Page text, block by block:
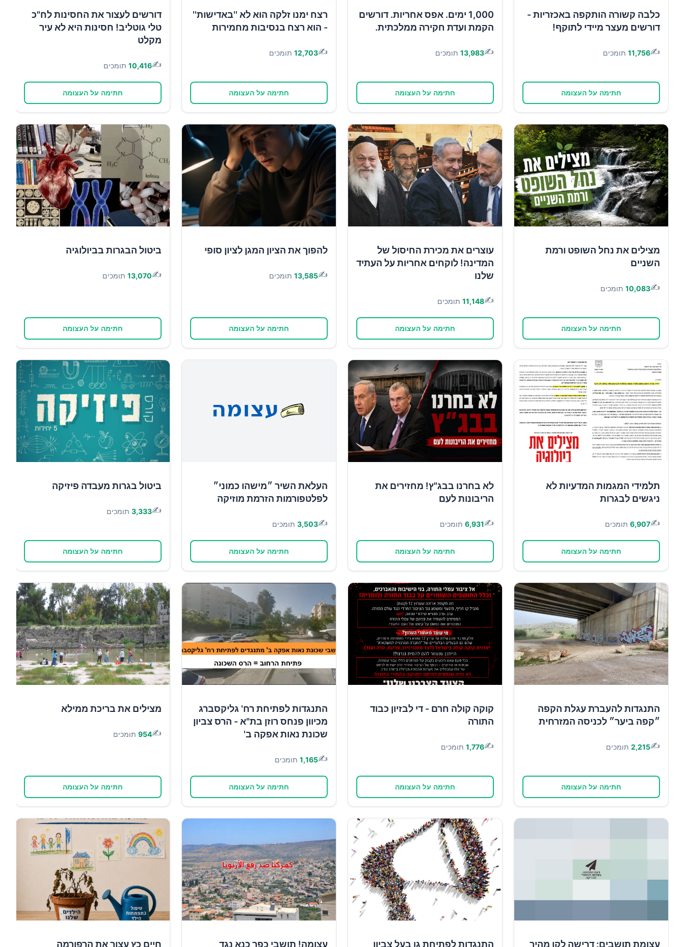
כלבה קשורה הותקפה באכזריות -
דורשים מעצר מיידי לתוקף!
✍️
11,756 תומכים
חתימה על העצומה
1,000 ימים. אפס אחריות. דורשים
הקמת ועדת חקירה ממלכתית.
✍️
13,983 תומכים
חתימה על העצומה
רצח ימנו זלקה הוא לא ''באדישות''
- הוא רצח בנסיבות מחמירות
✍️
12,703 תומכים
חתימה על העצומה
דורשים לעצור את החסינות לח"כ
טלי גוטליב! חסינות היא לא עיר
מקלט
✍️
10,416 תומכים
חתימה על העצומה
מצילים את נחל השופט ורמת
השניים
✍️
10,083 תומכים
חתימה על העצומה
עוצרים את מכירת החיסול של
המדינה! לוקחים אחריות על העתיד
שלנו
✍️
11,148 תומכים
חתימה על העצומה
להפוך את הציון המגן לציון סופי
✍️
13,585 תומכים
חתימה על העצומה
ביטול הבגרות בביולוגיה
✍️
13,070 תומכים
חתימה על העצומה
תלמידי המגמות המדעיות לא
ניגשים לבגרות
✍️
6,907 תומכים
חתימה על העצומה
לא בחרנו בבג"ץ! מחזירים את
הריבונות לעם
✍️
6,931 תומכים
חתימה על העצומה
העלאת השיר ״מישהו כמוני״
לפלטפורמות הזרמת מוזיקה
✍️
3,503 תומכים
חתימה על העצומה
ביטול בגרות מעבדה פיזיקה
✍️
3,333 תומכים
חתימה על העצומה
התנגדות להעברת עגלת הקפה
״קפה ביער״ לכניסה המזרחית
✍️
2,215 תומכים
חתימה על העצומה
קוקה קולה חרם - די לבזיון כבוד
התורה
✍️
1,776 תומכים
חתימה על העצומה
התנגדות לפתיחת רח' גליקסברג
מכיוון פנחס רוזן בת"א - הרס צביון
שכונת נאות אפקה ב'
✍️
1,165 תומכים
חתימה על העצומה
מצילים את בריכת ממילא
✍️
954 תומכים
חתימה על העצומה
עצומת תושבים: דרישה לקו מהיר התנגדות לפתיחת גן בעל צביון עצומה! תושבי כפר כנא נגד חיים כץ עצור את הרפורמה